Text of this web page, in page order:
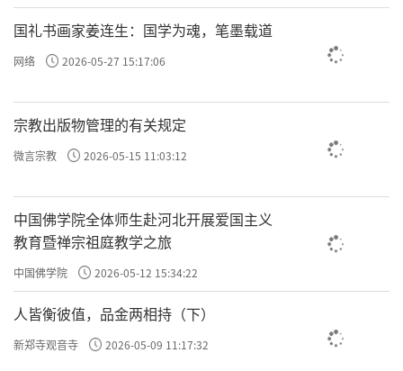
前，顶礼佛足之后侧立佛陀身边，回禀世尊：
「刚出家的毘罗先比丘已经往生了，请问他死
后转生何处？」
世尊直言：「现在毘罗先比丘已经转生到
四天王天。」
尽，又将投生何处？」
「他将会投生到忉利天，随后辗转生于须
夜摩天、兜率陀天、化乐天、他化自在天。从
他化自在天命终之后再依序辗转下生至四天王
天，阿难，毘罗先比丘将于欲界六天之中周旋
国礼书画家姜连生：国学为魂，笔墨载道
网络 2026-05-27 15:17:06
宗教出版物管理的有关规定
微言宗教 2026-05-15 11:03:12
中国佛学院全体师生赴河北开展爱国主义
教育暨禅宗祖庭教学之旅
中国佛学院 2026-05-12 15:34:22
人皆衡彼值，品金两相持（下）
新郑寺观音寺 2026-05-09 11:17:32